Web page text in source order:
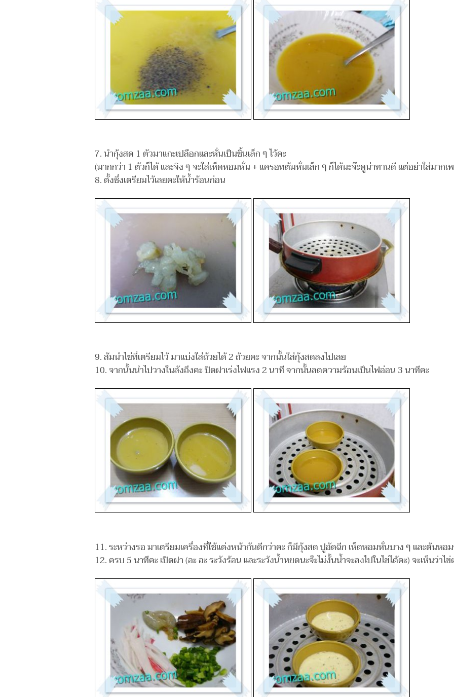
7. นำกุ้งสด 1 ตัวมาแกะเปลือกและหั่นเป็นชิ้นเล็ก ๆ ไว้คะ
(มากกว่า 1 ตัวก็ได้ และจิง ๆ จะใส่เห็ดหอมหั่น + แครอทต้มหั่นเล็ก ๆ ก็ได้นะจ๊ะดูน่าทานดี แต่อย่าใส่มาก
8. ตั้งซึ่งเตรียมไว้เลยคะให้น้ำร้อนก่อน
9. ส้มนำไข่ที่เตรียมไว้ มาแบ่งใส่ถ้วยได้ 2 ถ้วยคะ จากนั้นใส่กุ้งสดลงไปเลย
10. จากนั้นนำไปวางในลังถึงคะ ปิดฝาเร่งไฟแรง 2 นาที จากนั้นลดความร้อนเป็นไฟอ่อน 3 นาทีคะ
11. ระหว่างรอ มาเตรียมเครื่องที่ใช้แต่งหน้ากันดีกว่าคะ ก็มีกุ้งสด ปูอัดฉีก เห็ดหอมหั่นบาง ๆ และต้นหอ
12. ครบ 5 นาทีคะ เปิดฝา (อะ อะ ระวังร้อน และระวังน้ำหยดนะจ๊ะไม่งั้นน้ำจะลงไปในไข่ได้คะ) จะเห็นว่